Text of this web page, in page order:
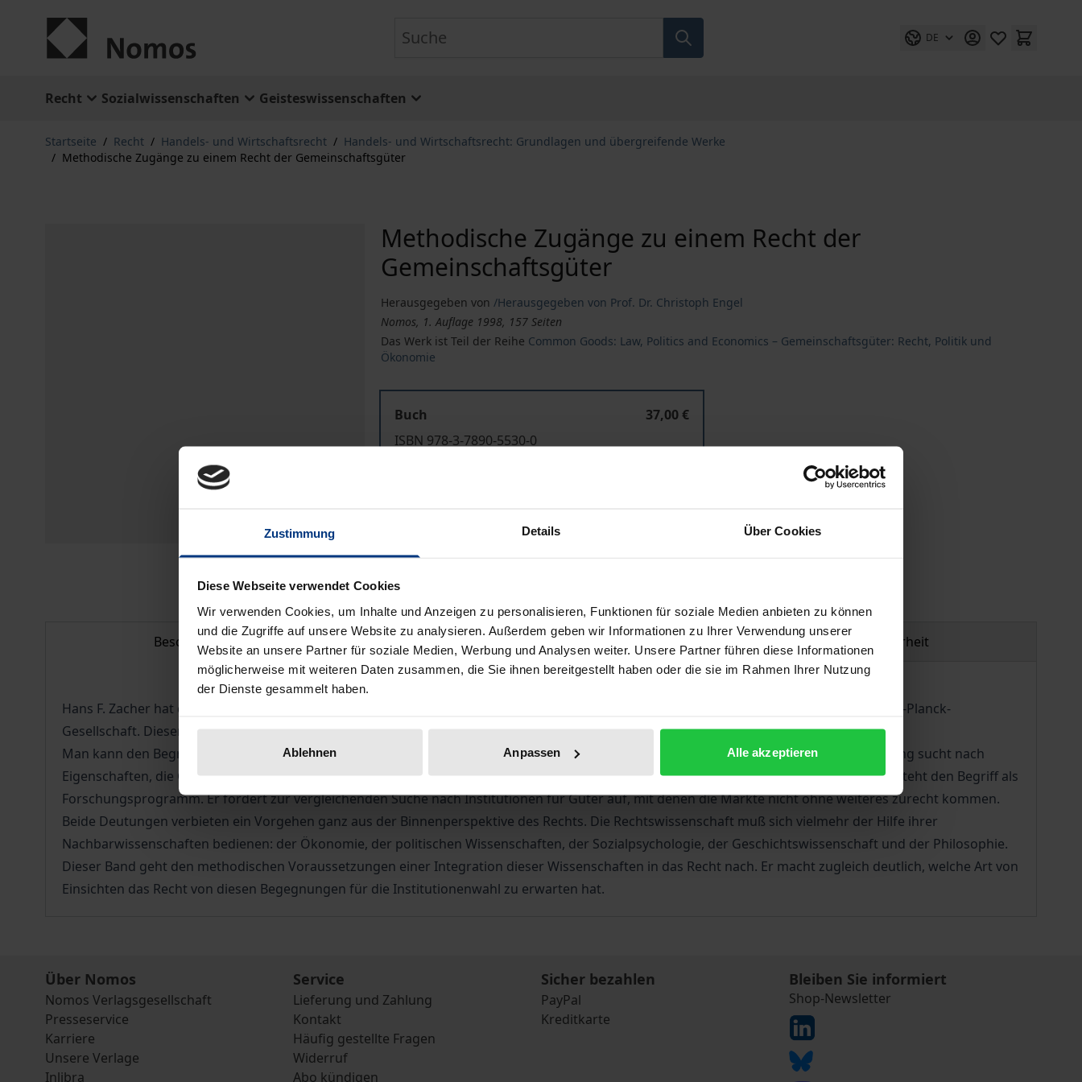
Zustimmung Details Über Cookies
Diese Webseite verwendet Cookies
Wir verwenden Cookies, um Inhalte und Anzeigen zu personalisieren, Funktionen für soziale Medien anbieten zu können
und die Zugriffe auf unsere Website zu analysieren. Außerdem geben wir Informationen zu Ihrer Verwendung unserer
Website an unsere Partner für soziale Medien, Werbung und Analysen weiter. Unsere Partner führen diese Informationen
möglicherweise mit weiteren Daten zusammen, die Sie ihnen bereitgestellt haben oder die sie im Rahmen Ihrer Nutzung
der Dienste gesammelt haben.
Ablehnen Anpassen Alle akzeptieren
DE
Recht Sozialwissenschaften Geisteswissenschaften
Startseite / Recht / Handels- und Wirtschaftsrecht / Handels- und Wirtschaftsrecht: Grundlagen und übergreifende Werke
/ Methodische Zugänge zu einem Recht der Gemeinschaftsgüter
Methodische Zugänge zu einem Recht der
Gemeinschaftsgüter
Herausgegeben von /Herausgegeben von Prof. Dr. Christoph Engel
Nomos, 1. Auflage 1998, 157 Seiten
Das Werk ist Teil der Reihe Common Goods: Law, Politics and Economics – Gemeinschaftsgüter: Recht, Politik und
Ökonomie
Buch
37,00 €
ISBN 978-3-7890-5530-0
In den Warenkorb Zur Wunschliste hinzufügen
Hinweise zu Versandkosten
Beschreibung Bibliografische Angaben Produktsicherheit
Hans F. Zacher hat den Begriff der Gemeinschaftsgüter geprägt. Er bestimmt den Forschungsgegenstand einer neuen Institution der Max-Planck-
Gesellschaft. Dieser Band eröffnet die Schriftenreihe der Projektgruppe.
Man kann den Begriff dabei auf zwei Arten verstehen: auf eine gleichsam ontologische und auf eine heuristische. Die ontologische Deutung sucht nach
Eigenschaften, die Güter von den privaten Gütern so sehr unterscheiden, daß sie eine eigene Klasse bilden. Die heuristische Deutung versteht den Begriff als
Forschungsprogramm. Er fordert zur vergleichenden Suche nach Institutionen für Güter auf, mit denen die Märkte nicht ohne weiteres zurecht kommen.
Beide Deutungen verbieten ein Vorgehen ganz aus der Binnenperspektive des Rechts. Die Rechtswissenschaft muß sich vielmehr der Hilfe ihrer
Nachbarwissenschaften bedienen: der Ökonomie, der politischen Wissenschaften, der Sozialpsychologie, der Geschichtswissenschaft und der Philosophie.
Dieser Band geht den methodischen Voraussetzungen einer Integration dieser Wissenschaften in das Recht nach. Er macht zugleich deutlich, welche Art von
Einsichten das Recht von diesen Begegnungen für die Institutionenwahl zu erwarten hat.
Über Nomos
Nomos Verlagsgesellschaft
Presseservice
Karriere
Unsere Verlage
Inlibra
Service
Lieferung und Zahlung
Kontakt
Häufig gestellte Fragen
Widerruf
Abo kündigen
Sicher bezahlen
PayPal
Kreditkarte
Bleiben Sie informiert
Shop-Newsletter